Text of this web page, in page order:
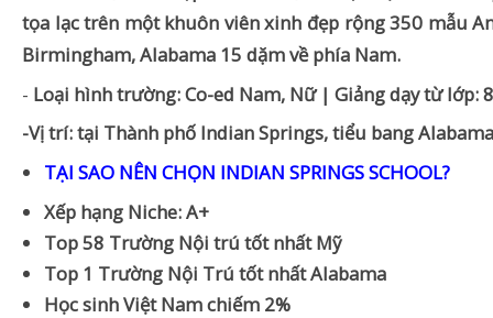
tọa lạc trên một khuôn viên xinh đẹp rộng 350 mẫu
Birmingham, Alabama 15 dặm về phía Nam.
- Loại hình trường: Co-ed Nam, Nữ | Giảng dạy từ lớp:
-Vị trí: tại Thành phố Indian Springs, tiểu bang Alabama
TẠI SAO NÊN CHỌN INDIAN SPRINGS SCHOOL?
Xếp hạng Niche: A+
Top 58 Trường Nội trú tốt nhất Mỹ
Top 1 Trường Nội Trú tốt nhất Alabama
Học sinh Việt Nam chiếm 2%